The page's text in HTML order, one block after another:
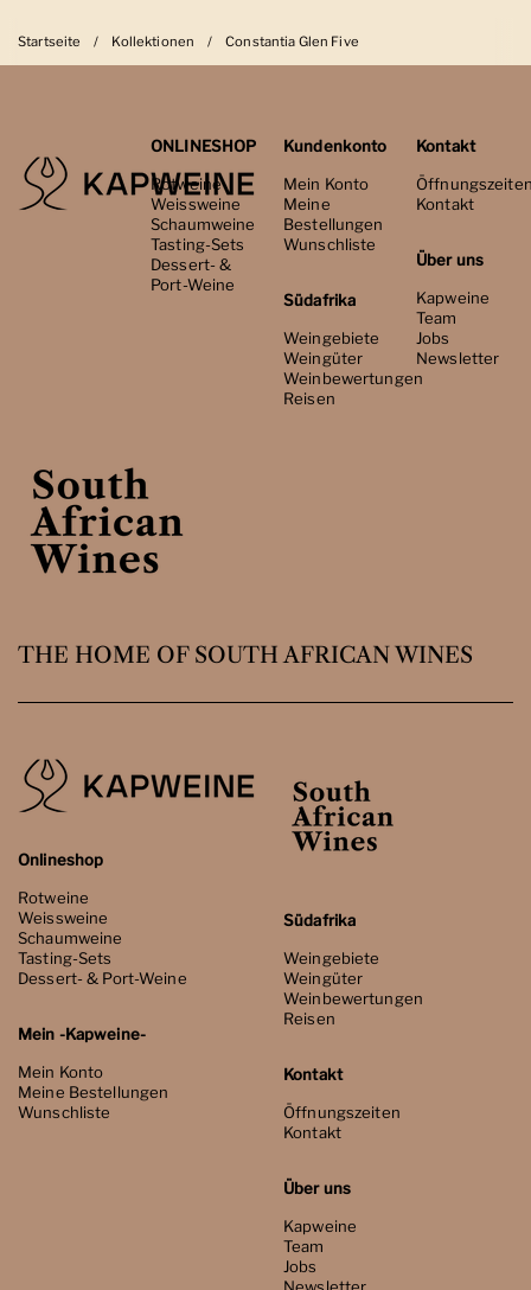
Startseite / Kollektionen / Constantia Glen Five
ONLINESHOP
Rotweine
Weissweine
Schaumweine
Tasting-Sets
Dessert- &
Port-Weine
Kundenkonto
Mein Konto
Meine
Bestellungen
Wunschliste
Südafrika
Weingebiete
Weingüter
Weinbewertungen
Reisen
Kontakt
Kontakt
Über uns
Kapweine
Team
Jobs
Newsletter
THE HOME OF SOUTH AFRICAN WINES
Onlineshop
Rotweine
Weissweine
Schaumweine
Tasting-Sets
Dessert- & Port-Weine
Mein -Kapweine-
Mein Konto
Meine Bestellungen
Wunschliste
Südafrika
Weingebiete
Weingüter
Weinbewertungen
Reisen
Kontakt
Öffnungszeiten
Kontakt
Über uns
Kapweine
Team
Jobs
Newsletter